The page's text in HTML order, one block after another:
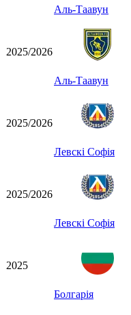
Аль-Таавун
2025/2026
Аль-Таавун
2025/2026
Левскі Софія
2025/2026
Левскі Софія
2025
Болгарія